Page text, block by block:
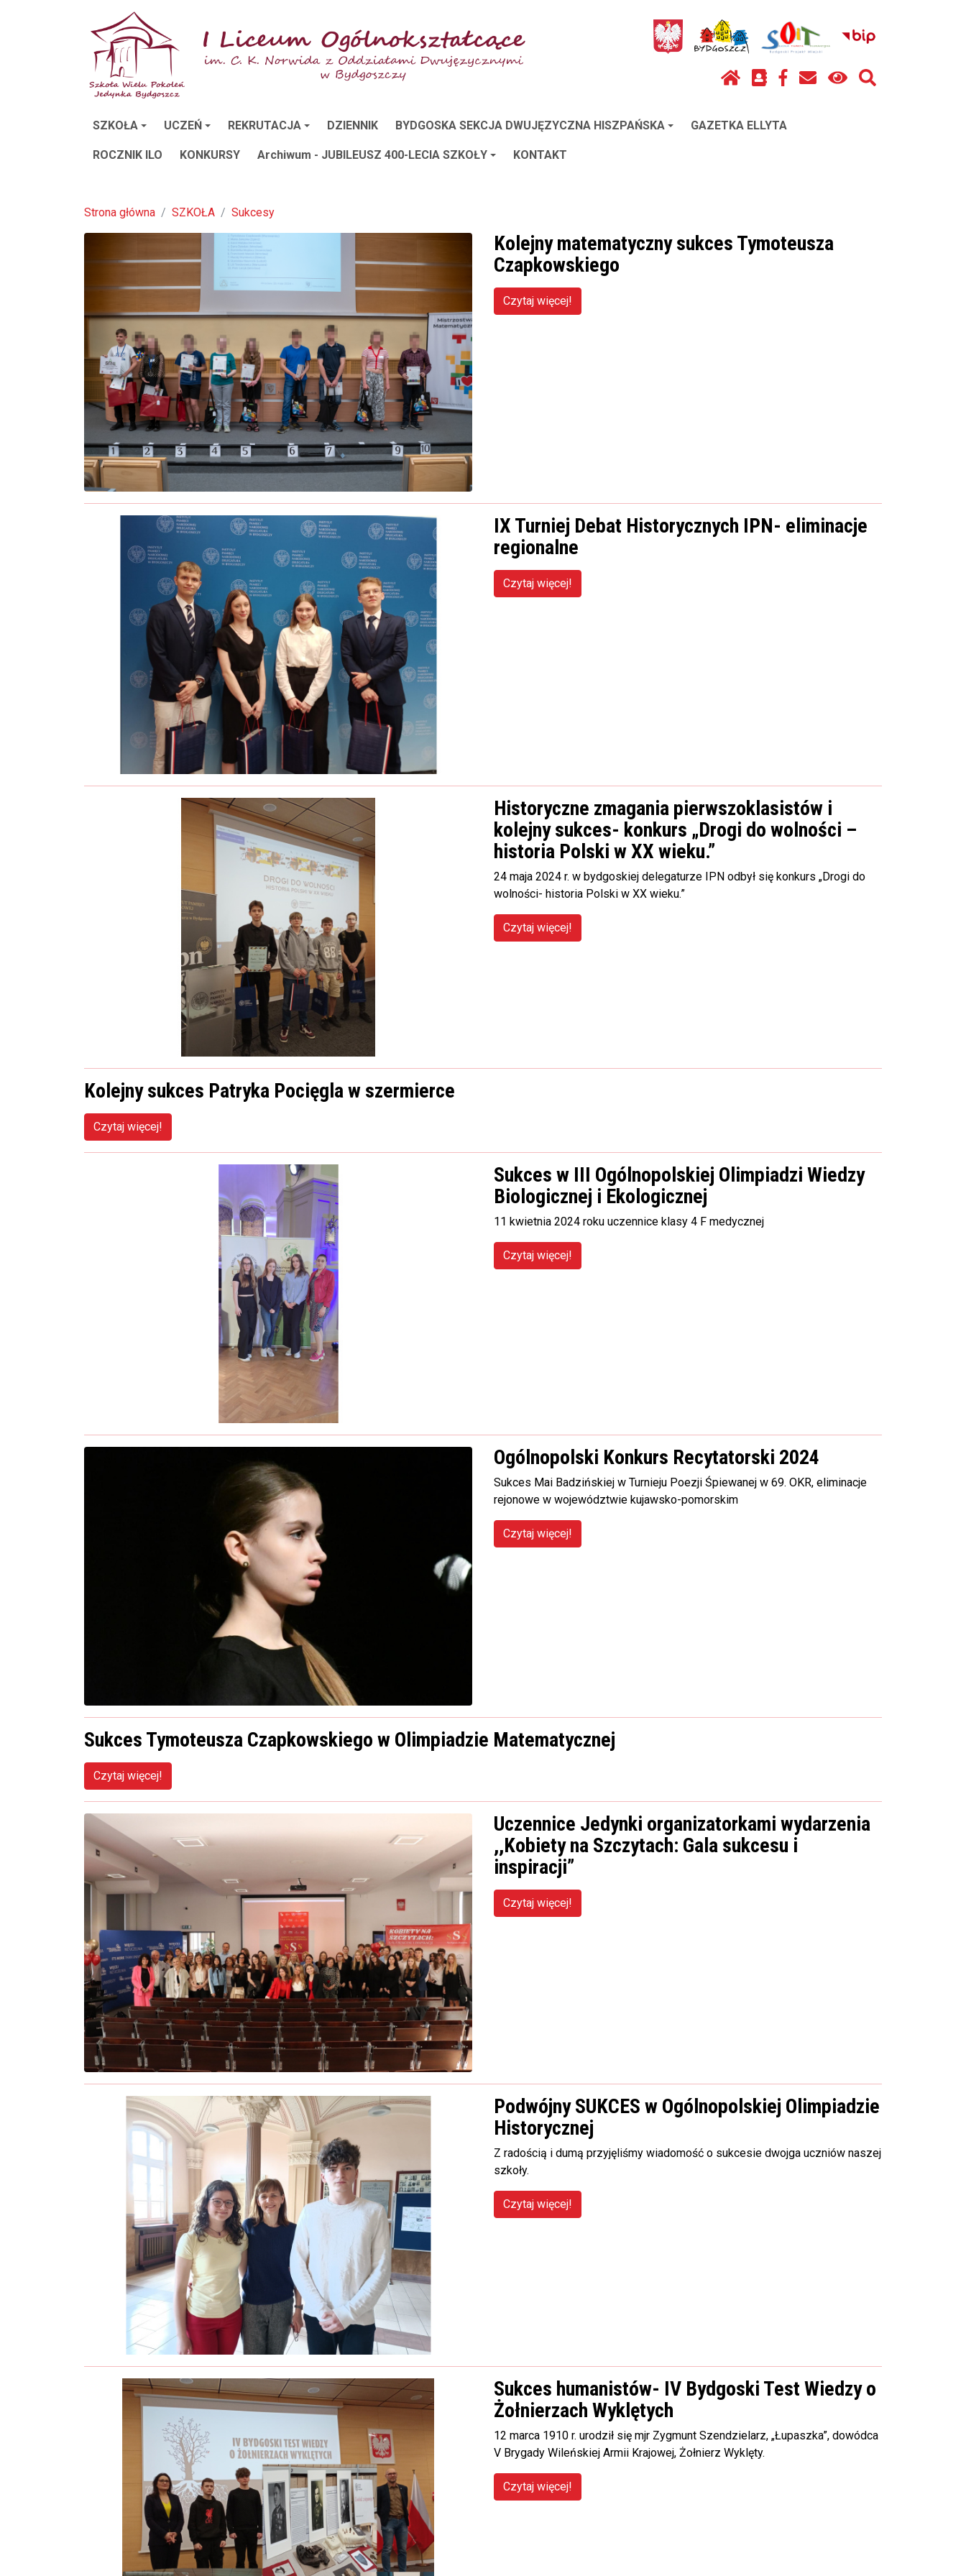
SZKOŁA UCZEŃ REKRUTACJA DZIENNIK BYDGOSKA SEKCJA DWUJĘZYCZNA HISZPAŃSKA GAZETKA ELLYTA
ROCZNIK ILO KONKURSY Archiwum - JUBILEUSZ 400-LECIA SZKOŁY KONTAKT
Strona główna SZKOŁA Sukcesy
Kolejny matematyczny sukces Tymoteusza
Czapkowskiego
Czytaj więcej!
IX Turniej Debat Historycznych IPN- eliminacje
regionalne
Czytaj więcej!
Historyczne zmagania pierwszoklasistów i
kolejny sukces- konkurs „Drogi do wolności –
historia Polski w XX wieku.”
24 maja 2024 r. w bydgoskiej delegaturze IPN odbył się konkurs „Drogi do
wolności- historia Polski w XX wieku.”
Czytaj więcej!
Kolejny sukces Patryka Pocięgla w szermierce
Czytaj więcej!
Sukces w III Ogólnopolskiej Olimpiadzi Wiedzy
Biologicznej i Ekologicznej
11 kwietnia 2024 roku uczennice klasy 4 F medycznej
Czytaj więcej!
Ogólnopolski Konkurs Recytatorski 2024
Sukces Mai Badzińskiej w Turnieju Poezji Śpiewanej w 69. OKR, eliminacje
rejonowe w województwie kujawsko-pomorskim
Czytaj więcej!
Sukces Tymoteusza Czapkowskiego w Olimpiadzie Matematycznej
Czytaj więcej!
Uczennice Jedynki organizatorkami wydarzenia
,,Kobiety na Szczytach: Gala sukcesu i
inspiracji”
Czytaj więcej!
Podwójny SUKCES w Ogólnopolskiej Olimpiadzie
Historycznej
Z radością i dumą przyjęliśmy wiadomość o sukcesie dwojga uczniów naszej
szkoły.
Czytaj więcej!
Sukces humanistów- IV Bydgoski Test Wiedzy o
Żołnierzach Wyklętych
12 marca 1910 r. urodził się mjr Zygmunt Szendzielarz, „Łupaszka”, dowódca
V Brygady Wileńskiej Armii Krajowej, Żołnierz Wyklęty.
Czytaj więcej!